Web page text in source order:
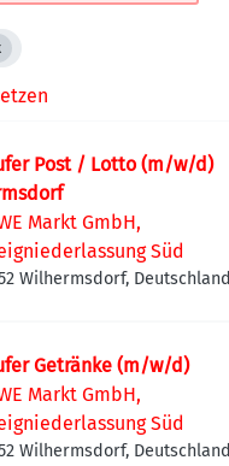
Post / Lotto (m/w/d)
Markt GmbH,
Süd
Wilhermsdorf, Deutschland
Getränke (m/w/d)
Markt GmbH,
Süd
Wilhermsdorf, Deutschland